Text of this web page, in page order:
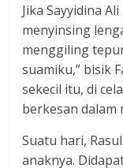
Jika Sayyidina
menyinsing
menggiling
suamiku,” bisik
sekecil itu, di
berkesan dalam
Suatu hari,
anaknya.